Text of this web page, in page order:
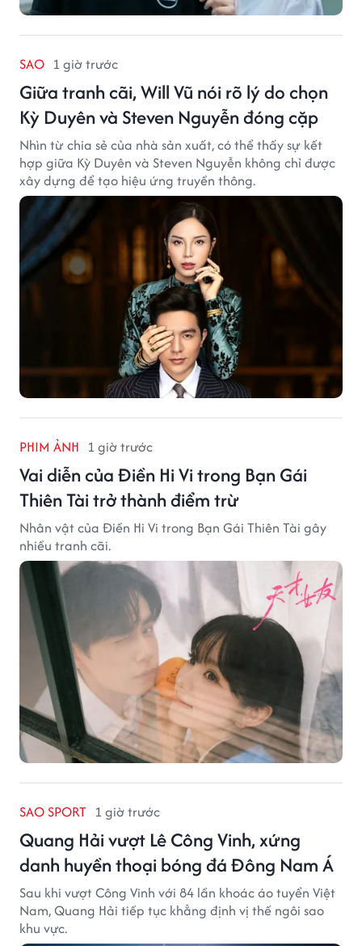
SAO 1 giờ trước
Giữa tranh cãi, Will Vũ nói rõ lý do chọn
Kỳ Duyên và Steven Nguyễn đóng cặp
Nhìn từ chia sẻ của nhà sản xuất, có thể thấy sự kết
hợp giữa Kỳ Duyên và Steven Nguyễn không chỉ được
xây dựng để tạo hiệu ứng truyền thông.
PHIM ẢNH 1 giờ trước
Vai diễn của Điền Hi Vi trong Bạn Gái
Thiên Tài trở thành điểm trừ
Nhân vật của Điền Hi Vi trong Bạn Gái Thiên Tài gây
nhiều tranh cãi.
SAO SPORT 1 giờ trước
Quang Hải vượt Lê Công Vinh, xứng
danh huyền thoại bóng đá Đông Nam Á
Sau khi vượt Công Vinh với 84 lần khoác áo tuyển Việt
Nam, Quang Hải tiếp tục khẳng định vị thế ngôi sao
khu vực.